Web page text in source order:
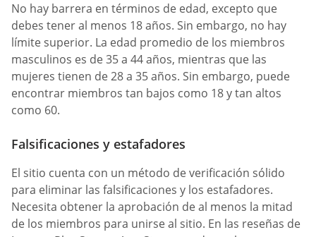
No hay barrera en términos de edad, excepto que
debes tener al menos 18 años. Sin embargo, no hay
límite superior. La edad promedio de los miembros
masculinos es de 35 a 44 años, mientras que las
mujeres tienen de 28 a 35 años. Sin embargo, puede
encontrar miembros tan bajos como 18 y tan altos
como 60.
Falsificaciones y estafadores
El sitio cuenta con un método de verificación sólido
para eliminar las falsificaciones y los estafadores.
Necesita obtener la aprobación de al menos la mitad
de los miembros para unirse al sitio. En las reseñas de